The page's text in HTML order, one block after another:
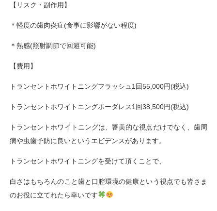
【リスク・副作用】
＊軽度の歯肉炎症(食事に影響がない程度)
＊熱感(照射調節で回避可能)
【費用】
トランセントホワイトニングフラッシュ1回55,000円(税込)
トランセントホワイトニングボーダレス1回38,500円(税込)
トランセントホワイトニングは、審美的な視点だけでなく、歯周
病や虫歯予防に良いというエビデンスがあります。
トランセントホワイトニングを受けて頂くことで、
白さはもちろんのこと歯と口腔環境の健康という視点でも皆さま
のお役に立てれたら幸いです